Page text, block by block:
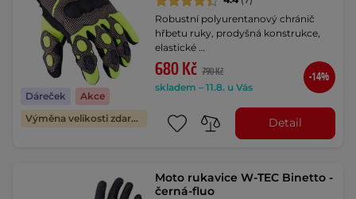
Dáreček
Akce
Výměna velikosti zdarma
Robustní polyurentanový chránič
hřbetu ruky, prodyšná konstrukce,
elastické …
680 Kč 790 Kč
skladem – 11.8. u Vás
-14%
Detail
Moto rukavice W-TEC Binetto -
černá-fluo